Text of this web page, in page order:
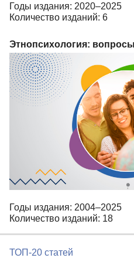
Годы издания: 2020–2025
Количество изданий: 6
Этнопсихология:
Годы издания: 2004–2025
Количество изданий: 18
ТОП-20 статей